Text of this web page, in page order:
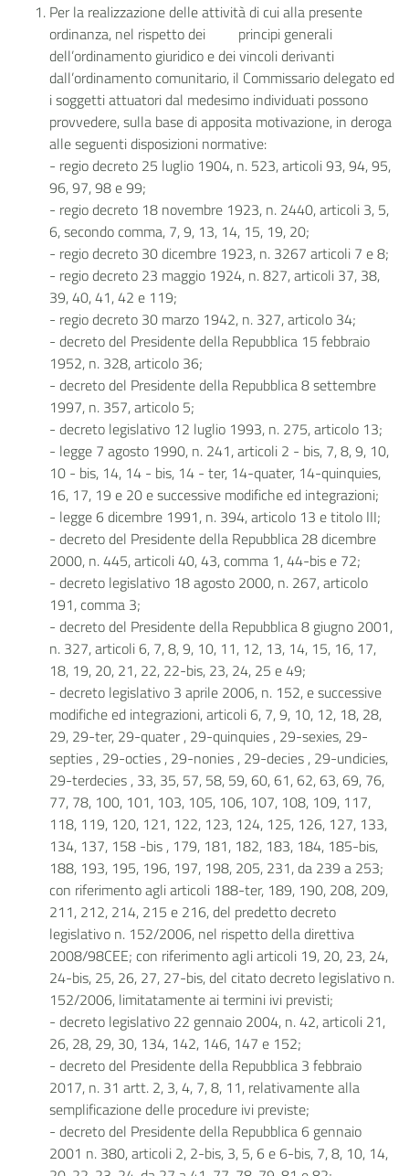
Per la realizzazione delle attività di cui alla presente
ordinanza, nel rispetto dei principi generali
dell’ordinamento giuridico e dei vincoli derivanti
dall’ordinamento comunitario, il Commissario delegato ed
i soggetti attuatori dal medesimo individuati possono
provvedere, sulla base di apposita motivazione, in deroga
alle seguenti disposizioni normative:
- regio decreto 25 luglio 1904, n. 523, articoli 93, 94, 95,
96, 97, 98 e 99;
- regio decreto 18 novembre 1923, n. 2440, articoli 3, 5,
6, secondo comma, 7, 9, 13, 14, 15, 19, 20;
- regio decreto 30 dicembre 1923, n. 3267 articoli 7 e 8;
- regio decreto 23 maggio 1924, n. 827, articoli 37, 38,
39, 40, 41, 42 e 119;
- regio decreto 30 marzo 1942, n. 327, articolo 34;
- decreto del Presidente della Repubblica 15 febbraio
1952, n. 328, articolo 36;
- decreto del Presidente della Repubblica 8 settembre
1997, n. 357, articolo 5;
- decreto legislativo 12 luglio 1993, n. 275, articolo 13;
- legge 7 agosto 1990, n. 241, articoli 2 - bis, 7, 8, 9, 10,
10 - bis, 14, 14 - bis, 14 - ter, 14-quater, 14-quinquies,
16, 17, 19 e 20 e successive modifiche ed integrazioni;
- legge 6 dicembre 1991, n. 394, articolo 13 e titolo III;
- decreto del Presidente della Repubblica 28 dicembre
2000, n. 445, articoli 40, 43, comma 1, 44-bis e 72;
- decreto legislativo 18 agosto 2000, n. 267, articolo
191, comma 3;
- decreto del Presidente della Repubblica 8 giugno 2001,
n. 327, articoli 6, 7, 8, 9, 10, 11, 12, 13, 14, 15, 16, 17,
18, 19, 20, 21, 22, 22-bis, 23, 24, 25 e 49;
- decreto legislativo 3 aprile 2006, n. 152, e successive
modifiche ed integrazioni, articoli 6, 7, 9, 10, 12, 18, 28,
29, 29-ter, 29-quater , 29-quinquies , 29-sexies, 29-
septies , 29-octies , 29-nonies , 29-decies , 29-undicies,
29-terdecies , 33, 35, 57, 58, 59, 60, 61, 62, 63, 69, 76,
77, 78, 100, 101, 103, 105, 106, 107, 108, 109, 117,
118, 119, 120, 121, 122, 123, 124, 125, 126, 127, 133,
134, 137, 158 -bis , 179, 181, 182, 183, 184, 185-bis,
188, 193, 195, 196, 197, 198, 205, 231, da 239 a 253;
con riferimento agli articoli 188-ter, 189, 190, 208, 209,
211, 212, 214, 215 e 216, del predetto decreto
legislativo n. 152/2006, nel rispetto della direttiva
2008/98CEE; con riferimento agli articoli 19, 20, 23, 24,
24-bis, 25, 26, 27, 27-bis, del citato decreto legislativo n.
152/2006, limitatamente ai termini ivi previsti;
- decreto legislativo 22 gennaio 2004, n. 42, articoli 21,
26, 28, 29, 30, 134, 142, 146, 147 e 152;
- decreto del Presidente della Repubblica 3 febbraio
2017, n. 31 artt. 2, 3, 4, 7, 8, 11, relativamente alla
semplificazione delle procedure ivi previste;
- decreto del Presidente della Repubblica 6 gennaio
2001 n. 380, articoli 2, 2-bis, 3, 5, 6 e 6-bis, 7, 8, 10, 14,